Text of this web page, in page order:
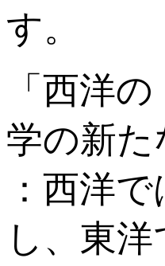
す。
「西洋
学の新た
：西洋
し、東